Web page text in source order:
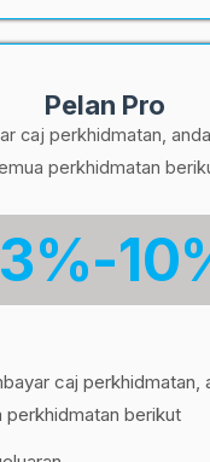
Pelan Pro
caj perkhidmatan,
perkhidmatan
3%-
caj perkhidmatan,
perkhidmatan berikut